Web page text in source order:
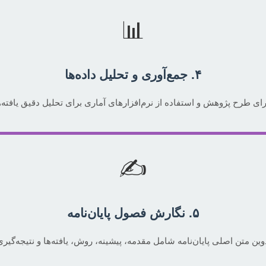
📊
۴. جمع‌آوری و تحلیل داده‌ها
طرح پژوهش و استفاده از نرم‌افزارهای آماری برای تحلیل دقیق
✍️
۵. نگارش فصول پایان‌نامه
متن اصلی پایان‌نامه شامل مقدمه، پیشینه، روش، یافته‌ها و